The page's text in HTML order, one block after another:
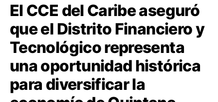
El CCE del Caribe aseguró
que el Distrito Financiero y
Tecnológico representa
una oportunidad histórica
para diversificar la